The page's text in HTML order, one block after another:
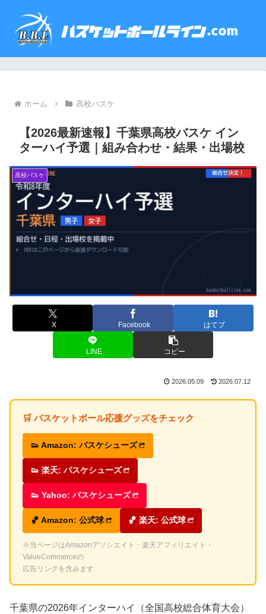
ホーム 高校バスケ
【2026最新速報】千葉県高校バスケ イン
ターハイ予選｜組み合わせ・結果・出場校
高校バスケ
X Facebook はてブ
LINE コピー
2026.05.09 2026.07.12
🛒 バスケットボール応援グッズをチェック
👟 Amazon: バスケシューズ
👟 楽天: バスケシューズ
👟 Yahoo: バスケシューズ
🏀 Amazon: 公式球 🏀 楽天: 公式球
※当ページはAmazonアソシエイト・楽天アフィリエイト・
ValueCommerceの
広告リンクを含みます
千葉県の2026年インターハイ（全国高校総合体育大会）